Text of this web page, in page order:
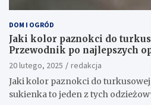
DOM I OGRÓD
Jaki kolor paznokci do
Przewodnik po najlepszych
20 lutego, 2025
redakcja
Jaki kolor paznokci do
sukienka to jeden z tych